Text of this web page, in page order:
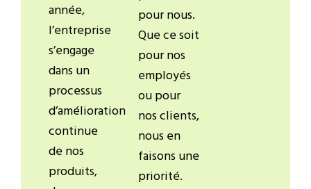
année,
l’entreprise
s’engage
dans un
processus
d’amélioration
continue
de nos
produits,
pour nous.
Que ce soit
pour nos
employés
ou pour
nos clients,
nous en
faisons une
priorité.